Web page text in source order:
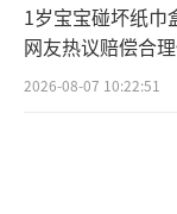
1岁宝宝碰坏纸巾
网友热议赔偿合
2026-08-07 10:22:51